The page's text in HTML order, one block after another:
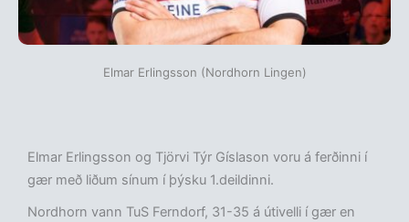
Elmar Erlingsson (Nordhorn Lingen)
Elmar Erlingsson og Tjörvi Týr Gíslason voru á ferðinni í
gær með liðum sínum í þýsku 1.deildinni.
Nordhorn vann TuS Ferndorf, 31-35 á útivelli í gær en